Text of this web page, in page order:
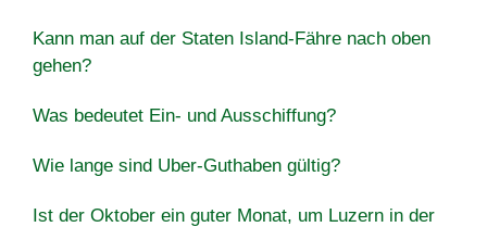
Kann man auf der Staten Island-Fähre nach oben
gehen?
Was bedeutet Ein- und Ausschiffung?
Wie lange sind Uber-Guthaben gültig?
Ist der Oktober ein guter Monat, um Luzern in der